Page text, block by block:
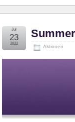
Aktionen
Jul
23
2022